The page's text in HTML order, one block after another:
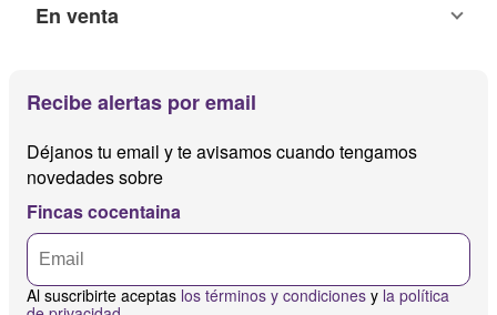
En venta
Recibe alertas por email
Déjanos tu email y te avisamos cuando tengamos
novedades sobre
Fincas cocentaina
Al suscribirte aceptas los términos y condiciones y la política